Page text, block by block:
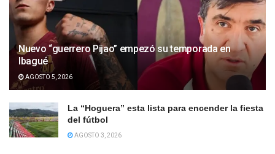
Nuevo “guerrero Pijao” empezó su temporada en
Ibagué
AGOSTO 5, 2026
La “Hoguera” esta lista para encender la fiesta
del fútbol
AGOSTO 3, 2026